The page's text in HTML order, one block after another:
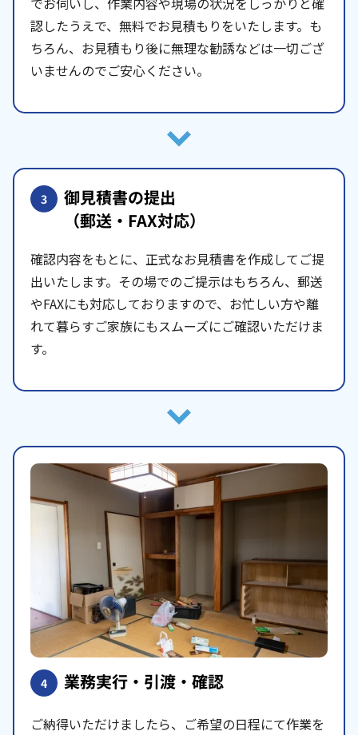
認したうえで、無料でお見積もりをいたします。も
ちろん、お見積もり後に無理な勧誘などは一切ござ
いませんのでご安心ください。
3 御見積書の提出
（郵送・FAX対応）
確認内容をもとに、正式なお見積書を作成してご提
出いたします。その場でのご提示はもちろん、郵送
やFAXにも対応しておりますので、お忙しい方や離
れて暮らすご家族にもスムーズにご確認いただけま
す。
4 業務実行・引渡・確認
ご納得いただけましたら、ご希望の日程にて作業を